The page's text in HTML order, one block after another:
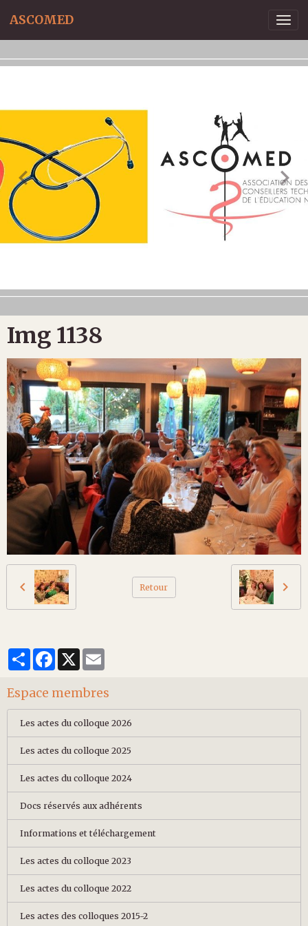
ASCOMED
Img 1138
Retour
PartagerFacebook
X
Espace membres
Les actes du colloque 2026
Les actes du colloque 2025
Les actes du colloque 2024
Docs réservés aux adhérents
Informations et téléchargement
Les actes du colloque 2023
Les actes du colloque 2022
Les actes des colloques 2015-2